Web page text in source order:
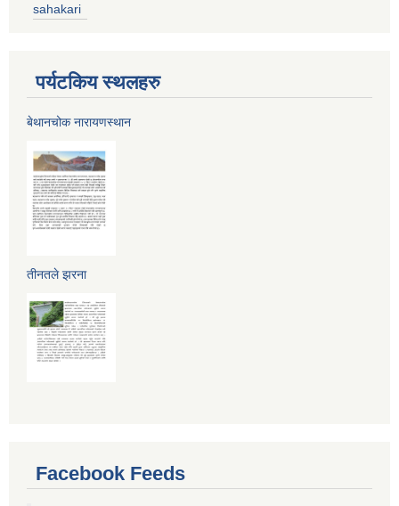
sahakari
पर्यटकिय स्थलहरु
बेथानचोक नारायणस्थान
तीनतले झरना
Facebook Feeds